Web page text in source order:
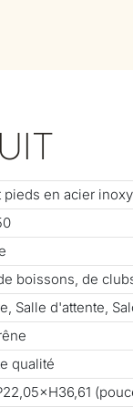
en acier
boissons, de
Salle d'attente,
qualité